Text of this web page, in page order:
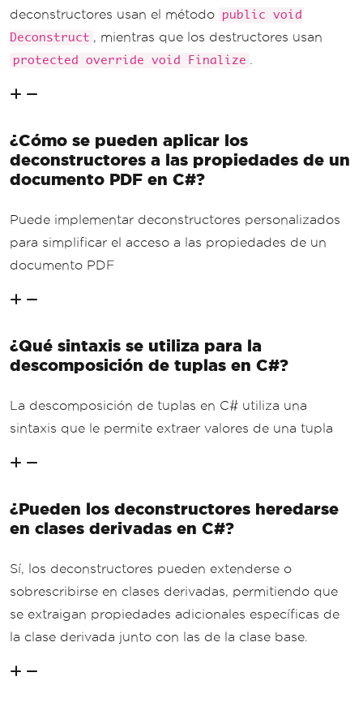
deconstructores usan el método
public void
Deconstruct , mientras que los destructores usan
protected override void Finalize
¿Cómo se pueden aplicar los
deconstructores a las propiedades de un
documento PDF en C#?
Puede implementar deconstructores personalizados
para simplificar el acceso a las propiedades de un
documento PDF
¿Qué sintaxis se utiliza para la
descomposición de tuplas en C#?
La descomposición de tuplas en C# utiliza una
sintaxis que le permite extraer valores de una tupla
¿Pueden los deconstructores heredarse
en clases derivadas en C#?
Sí, los deconstructores pueden extenderse o
sobrescribirse en clases derivadas, permitiendo que
se extraigan propiedades adicionales específicas de
la clase derivada junto con las de la clase base.